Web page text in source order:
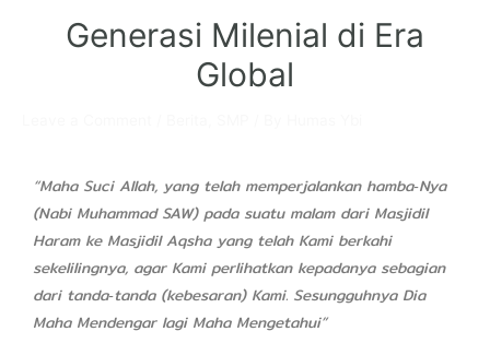
Generasi Milenial di Era
Global
“Maha Suci Allah, yang telah memperjalankan hamba‑Nya
(Nabi Muhammad SAW) pada suatu malam dari Masjidil
Haram ke Masjidil Aqsha yang telah Kami berkahi
sekelilingnya, agar Kami perlihatkan kepadanya sebagian
dari tanda‑tanda (kebesaran) Kami. Sesungguhnya Dia
Maha Mendengar lagi Maha Mengetahui”